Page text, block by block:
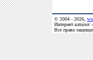
© 2004 - 2026,
Интернет
Все права